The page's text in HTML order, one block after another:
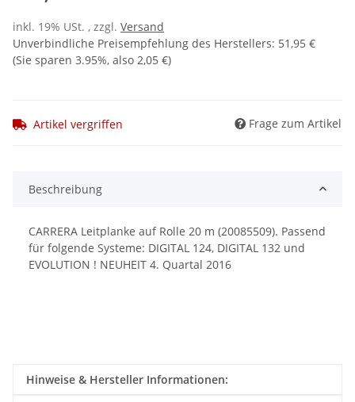
inkl. 19% USt. , zzgl. Versand
Unverbindliche Preisempfehlung des Herstellers: 51,95 €
(Sie sparen 3.95%, also 2,05 €)
Artikel vergriffen Frage zum Artikel
Beschreibung
CARRERA Leitplanke auf Rolle 20 m (20085509). Passend
für folgende Systeme: DIGITAL 124, DIGITAL 132 und
EVOLUTION ! NEUHEIT 4. Quartal 2016
Hinweise & Hersteller Informationen: